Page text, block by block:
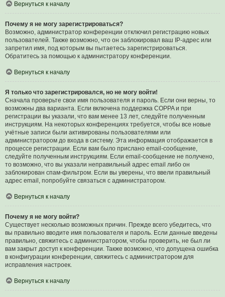
Вернуться к началу
Почему я не могу зарегистрироваться?
Возможно, администратор конференции отключил регистрацию новых
пользователей. Также возможно, что он заблокировал ваш IP-адрес или
запретил имя, под которым вы пытаетесь зарегистрироваться.
Обратитесь за помощью к администратору конференции.
Вернуться к началу
Я только что зарегистрировался, но не могу войти!
Сначала проверьте свои имя пользователя и пароль. Если они верны, то
возможны два варианта. Если включена поддержка COPPA и при
регистрации вы указали, что вам менее 13 лет, следуйте полученным
инструкциям. На некоторых конференциях требуется, чтобы все новые
учётные записи были активированы пользователями или
администратором до входа в систему. Эта информация отображается в
процессе регистрации. Если вам было прислано email-сообщение,
следуйте полученным инструкциям. Если email-сообщение не получено,
то возможно, что вы указали неправильный адрес email либо он
заблокирован спам-фильтром. Если вы уверены, что ввели правильный
адрес email, попробуйте связаться с администратором.
Вернуться к началу
Почему я не могу войти?
Существует несколько возможных причин. Прежде всего убедитесь, что
вы правильно вводите имя пользователя и пароль. Если данные введены
правильно, свяжитесь с администратором, чтобы проверить, не был ли
вам закрыт доступ к конференции. Также возможно, что допущена ошибка
в конфигурации конференции, свяжитесь с администратором для
исправления настроек.
Вернуться к началу